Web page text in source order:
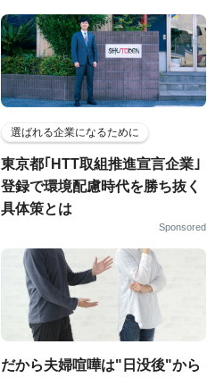
選ばれる企業になるために
東京都｢HTT取組推進宣言企業｣
登録で環境配慮時代を勝ち抜く
具体策とは
Sponsored
だから夫婦喧嘩は"日没後"から